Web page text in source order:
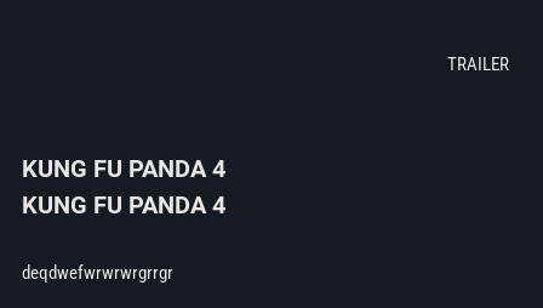
KUNG FU PANDA 4
KUNG FU PANDA 4
deqdwefwrwrwrgrrgr